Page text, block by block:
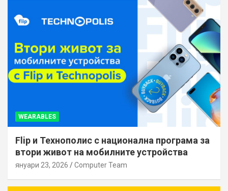
WEARABLES
Flip и Технополис с национална програма за
втори живот на мобилните устройства
януари 23, 2026 Computer Team